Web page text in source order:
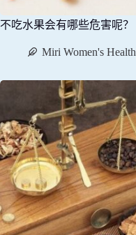
不吃水果会有哪些危害呢？
Miri Women's Health